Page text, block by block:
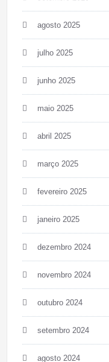
agosto 2025
julho 2025
junho 2025
maio 2025
abril 2025
março 2025
fevereiro 2025
janeiro 2025
dezembro 2024
novembro 2024
outubro 2024
setembro 2024
agosto 2024